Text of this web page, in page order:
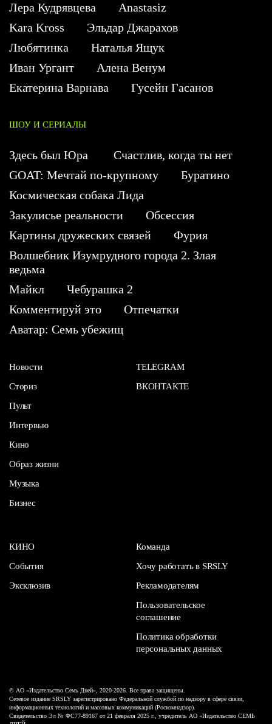
Лера Кудрявцева
Anastasiz
Kara Kross
Эльдар Джарахов
Любятинка
Наталья Ящук
Иван Ургант
Алена Венум
Екатерина Варнава
Гусейн Гасанов
ШОУ И СЕРИАЛЫ
Здесь был Юра
Счастлив, когда ты нет
GOAT: Мечтай по-крупному
Буратино
Космическая собака Лида
Закулисье реальности
Обсессия
Картины дружеских связей
Фурия
Волшебник Изумрудного города 2. Злая
ведьма
Майкл
Чебурашка 2
Комментируй это
Отпечатки
Аватар: Семь убежищ
Новости
Сториз
Пульт
Интервью
Кино
Образ жизни
Музыка
Бизнес
TELEGRAM
ВКОНТАКТЕ
КИНО
События
Эксклюзив
Команда
Хочу работать в SRSLY
Рекламодателям
Пользовательское
соглашение
Политика обработки
персональных данных
© АО «Издательство Семь Дней», 2020-2026. Все права защищены.
Сетевое издание SRSLY зарегистрировано Федеральной службой по надзору в сфере связи,
информационных технологий и массовых коммуникаций (Роскомнадзор).
Свидетельство Эл № ФС77-89167 от 21 февраля 2025 г., учредитель АО «Издательство СЕМЬ